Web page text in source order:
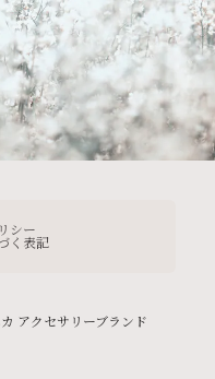
シー
く表記
アクセサリーブランド